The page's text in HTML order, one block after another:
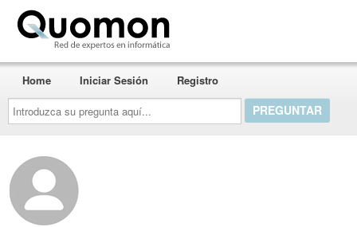
Introduzca
su
pregunta
aquí...
Home Iniciar Sesión Registro